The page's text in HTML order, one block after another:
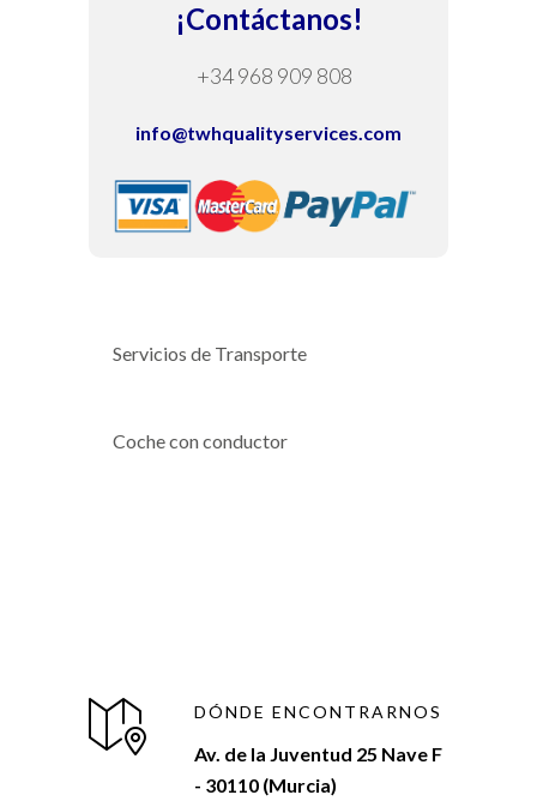
¡Contáctanos!
+34 968 909 808
info@twhqualityservices.com
Servicios de Transporte
Coche con conductor
DÓNDE ENCONTRARNOS
Av. de la Juventud 25 Nave F
- 30110 (Murcia)